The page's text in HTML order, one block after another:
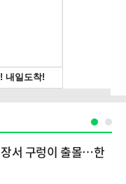
서 구렁이 출몰…한